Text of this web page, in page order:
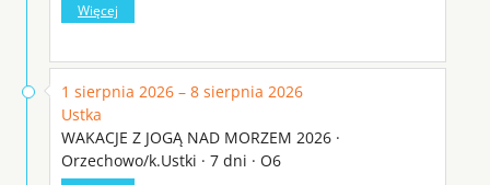
Więcej
1 sierpnia 2026 – 8 sierpnia 2026
Ustka
WAKACJE Z JOGĄ NAD MORZEM 2026 ·
Orzechowo/k.Ustki · 7 dni · O6